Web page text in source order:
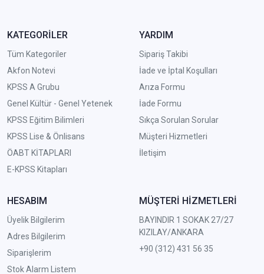
KATEGORİLER
Tüm Kategoriler
Akfon Notevi
KPSS A Grubu
Genel Kültür - Genel Yetenek
KPSS Eğitim Bilimleri
KPSS Lise & Önlisans
ÖABT KİTAPLARI
E-KPSS Kitapları
YARDIM
Sipariş Takibi
İade ve İptal Koşulları
Arıza Formu
İade Formu
Sıkça Sorulan Sorular
Müşteri Hizmetleri
İletişim
HESABIM
Üyelik Bilgilerim
Adres Bilgilerim
Siparişlerim
Stok Alarm Listem
MÜŞTERİ HİZMETLERİ
BAYINDIR 1 SOKAK 27/27
KIZILAY/ANKARA
+90 (312) 431 56 35